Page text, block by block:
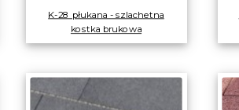
K-28 płukana - szlachetna
kostka brukowa